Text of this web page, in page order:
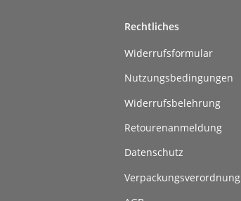
Rechtliches
Widerrufsformular
Nutzungsbedingungen
Widerrufsbelehrung
Retourenanmeldung
Datenschutz
Verpackungsverordnung